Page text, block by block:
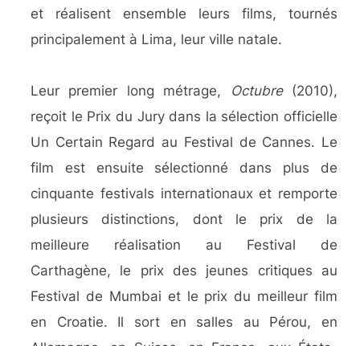
et réalisent ensemble leurs films, tournés
principalement à Lima, leur ville natale.
Leur premier long métrage, Octubre (2010),
reçoit le Prix du Jury dans la sélection officielle
Un Certain Regard au Festival de Cannes. Le
film est ensuite sélectionné dans plus de
cinquante festivals internationaux et remporte
plusieurs distinctions, dont le prix de la
meilleure réalisation au Festival de
Carthagène, le prix des jeunes critiques au
Festival de Mumbai et le prix du meilleur film
en Croatie. Il sort en salles au Pérou, en